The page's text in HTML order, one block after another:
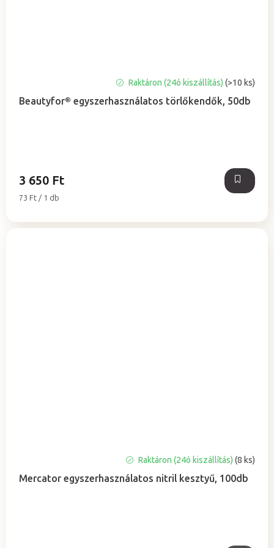
Beautyfor® egyszerhasználatos törlőkendők, 50db
Raktáron (24ó kiszállítás) (>10 ks)
3 650 Ft
Egységár:
73 Ft / 1 db
Mercator egyszerhasználatos nitril kesztyű, 100db
Raktáron (24ó kiszállítás) (8 ks)